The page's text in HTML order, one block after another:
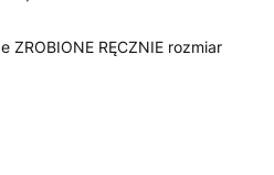
RĘCZNIE rozmiar